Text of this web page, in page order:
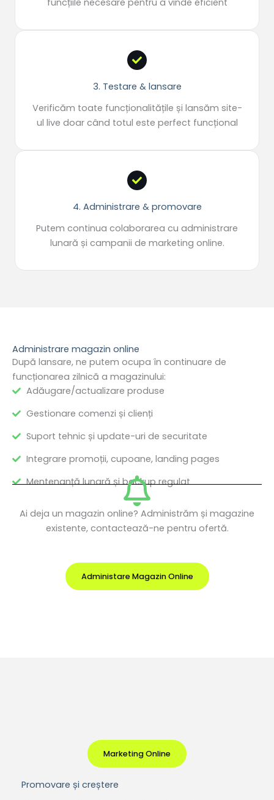
funcțiile necesare pentru a vinde eficient
3. Testare & lansare
Verificăm toate funcționalitățile și lansăm site-
ul live doar când totul este perfect funcțional
4. Administrare & promovare
Putem continua colaborarea cu administrare
lunară și campanii de marketing online.
Administrare magazin online
După lansare, ne putem ocupa în continuare de
funcționarea zilnică a magazinului:
Adăugare/actualizare produse
Gestionare comenzi și clienți
Suport tehnic și update-uri de securitate
Integrare promoții, cupoane, landing pages
Mentenanță lunară și backup regulat
Ai deja un magazin online? Administrăm și magazine
existente, contactează-ne pentru ofertă.
Administare Magazin Online
Marketing Online
Promovare și creștere